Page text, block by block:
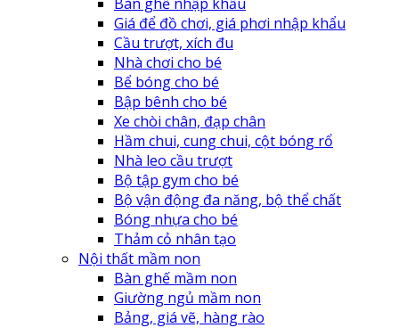
Giá để đồ chơi, giá phơi nhập khẩu
Cầu trượt, xích đu
Nhà chơi cho bé
Bể bóng cho bé
Bập bênh cho bé
Xe chòi chân, đạp chân
Hầm chui, cung chui, cột bóng rổ
Nhà leo cầu trượt
Bộ tập gym cho bé
Bộ vận động đa năng, bộ thể chất
Bóng nhựa cho bé
Thảm cỏ nhân tạo
Nội thất mầm non
Bàn ghế mầm non
Giường ngủ mầm non
Bảng, giá vẽ, hàng rào